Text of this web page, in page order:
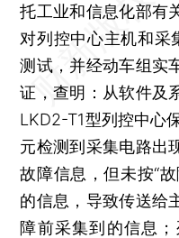
托工业和信息化部有
对列控中心主机和采
测试，并经动车组实
证，查明：从软件及
LKD2-T1型列控中心
元检测到采集电路出
故障信息，但未按“
的信息，导致传送给
障前采集到的信息